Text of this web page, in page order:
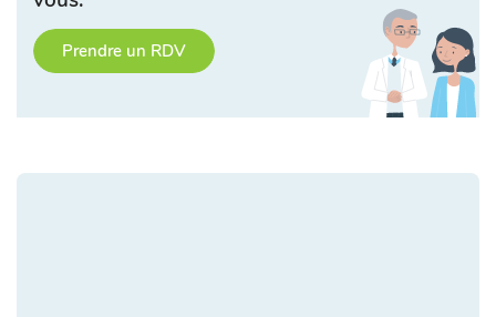
Prendre un RDV